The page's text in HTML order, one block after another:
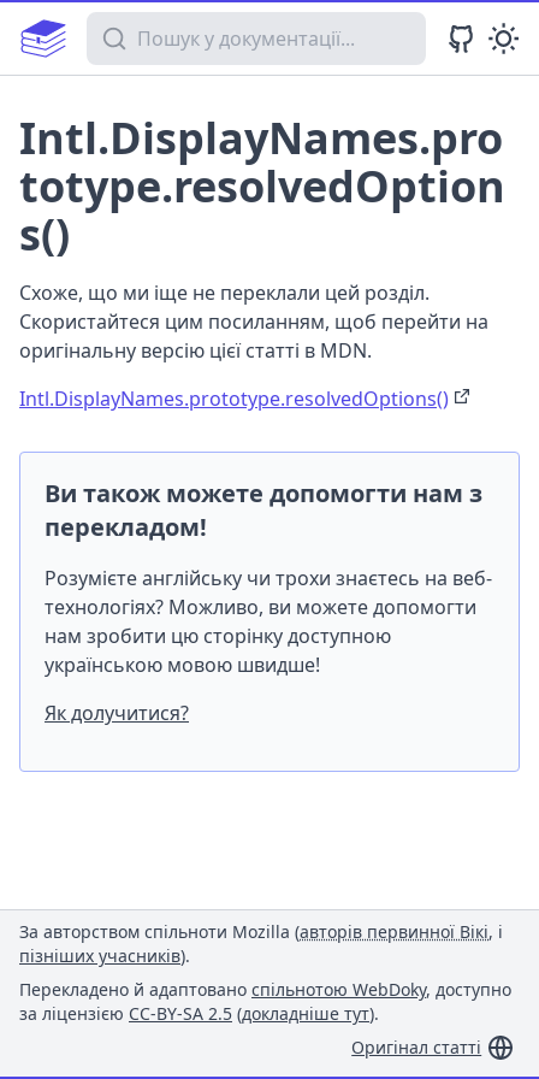
Пошук у документації
Intl.DisplayNames.pro
totype.resolvedOption
s()
Схоже, що ми іще не переклали цей розділ.
Скористайтеся цим посиланням, щоб перейти на
оригінальну версію цієї статті в MDN.
Intl.DisplayNames.prototype.resolvedOptions()
Ви також можете допомогти нам з
перекладом!
Розумієте англійську чи трохи знаєтесь на веб-
технологіях? Можливо, ви можете допомогти
нам зробити цю сторінку доступною
українською мовою швидше!
Як долучитися?
За авторством спільноти Mozilla (авторів первинної Вікі, і
пізніших учасників).
Перекладено й адаптовано спільнотою WebDoky, доступно
за ліцензією CC-BY-SA 2.5 (докладніше тут).
Оригінал статті